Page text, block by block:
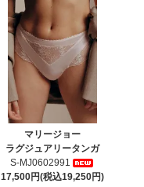
マリージョー
ラグジュアリータンガ
S-MJ0602991
17,500円(税込19,250円)